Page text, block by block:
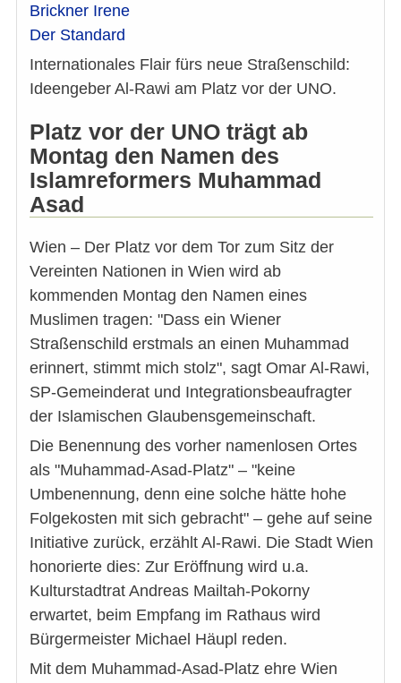
Brickner Irene
Der Standard
Internationales Flair fürs neue Straßenschild:
Ideengeber Al-Rawi am Platz vor der UNO.
Platz vor der UNO trägt ab
Montag den Namen des
Islamreformers Muhammad
Asad
Wien – Der Platz vor dem Tor zum Sitz der
Vereinten Nationen in Wien wird ab
kommenden Montag den Namen eines
Muslimen tragen: "Dass ein Wiener
Straßenschild erstmals an einen Muhammad
erinnert, stimmt mich stolz", sagt Omar Al-Rawi,
SP-Gemeinderat und Integrationsbeaufragter
der Islamischen Glaubensgemeinschaft.
Die Benennung des vorher namenlosen Ortes
als "Muhammad-Asad-Platz" – "keine
Umbenennung, denn eine solche hätte hohe
Folgekosten mit sich gebracht" – gehe auf seine
Initiative zurück, erzählt Al-Rawi. Die Stadt Wien
honorierte dies: Zur Eröffnung wird u.a.
Kulturstadtrat Andreas Mailtah-Pokorny
erwartet, beim Empfang im Rathaus wird
Bürgermeister Michael Häupl reden.
Mit dem Muhammad-Asad-Platz ehre Wien